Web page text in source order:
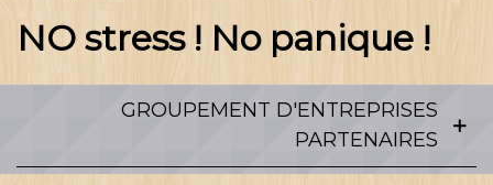
NO stress ! No panique !
GROUPEMENT D'ENTREPRISES
PARTENAIRES